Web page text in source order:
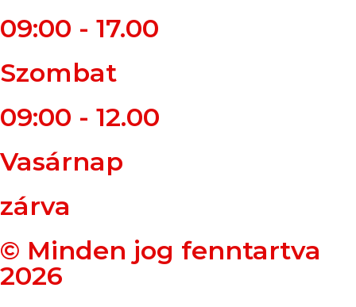
09:00 - 17.00
Szombat
09:00 - 12.00
Vasárnap
zárva
© Minden jog fenntartva
2026